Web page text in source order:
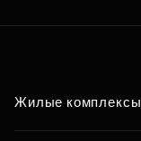
Жилые комплексы